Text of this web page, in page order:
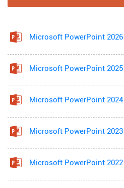
Microsoft PowerPoint 2026
Microsoft PowerPoint 2025
Microsoft PowerPoint 2024
Microsoft PowerPoint 2023
Microsoft PowerPoint 2022